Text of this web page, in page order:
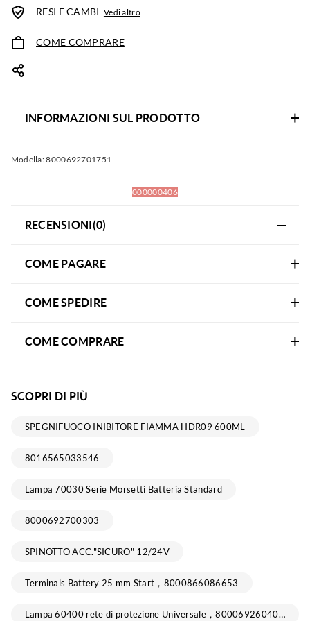
RESI E CAMBI Vedi altro
COME COMPRARE
INFORMAZIONI SUL PRODOTTO
Modella:8000692701751
000000406
RECENSIONI(0)
COME PAGARE
COME SPEDIRE
COME COMPRARE
SCOPRI DI PIÙ
SPEGNIFUOCO INIBITORE FIAMMA HDR09 600ML
8016565033546
Lampa 70030 Serie Morsetti Batteria Standard
8000692700303
SPINOTTO ACC."SICURO" 12/24V
Terminals Battery 25 mm Start，8000866086653
Lampa 60400 rete di protezione Universale，8000692604007